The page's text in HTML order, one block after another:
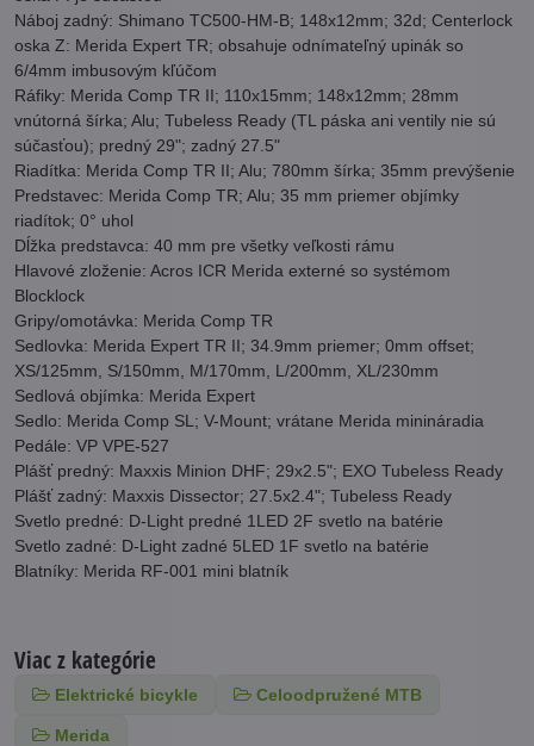
Náboj zadný: Shimano TC500-HM-B; 148x12mm; 32d; Centerlock
oska Z: Merida Expert TR; obsahuje odnímateľný upinák so
6/4mm imbusovým kľúčom
Ráfiky: Merida Comp TR II; 110x15mm; 148x12mm; 28mm
vnútorná šírka; Alu; Tubeless Ready (TL páska ani ventily nie sú
súčasťou); predný 29"; zadný 27.5"
Riadítka: Merida Comp TR II; Alu; 780mm šírka; 35mm prevýšenie
Predstavec: Merida Comp TR; Alu; 35 mm priemer objímky
riadítok; 0° uhol
Dĺžka predstavca: 40 mm pre všetky veľkosti rámu
Hlavové zloženie: Acros ICR Merida externé so systémom
Blocklock
Gripy/omotávka: Merida Comp TR
Sedlovka: Merida Expert TR II; 34.9mm priemer; 0mm offset;
XS/125mm, S/150mm, M/170mm, L/200mm, XL/230mm
Sedlová objímka: Merida Expert
Sedlo: Merida Comp SL; V-Mount; vrátane Merida minináradia
Pedále: VP VPE-527
Plášť predný: Maxxis Minion DHF; 29x2.5"; EXO Tubeless Ready
Plášť zadný: Maxxis Dissector; 27.5x2.4"; Tubeless Ready
Svetlo predné: D-Light predné 1LED 2F svetlo na batérie
Svetlo zadné: D-Light zadné 5LED 1F svetlo na batérie
Blatníky: Merida RF-001 mini blatník
Viac z kategórie
Elektrické bicykle Celoodpružené MTB
Merida